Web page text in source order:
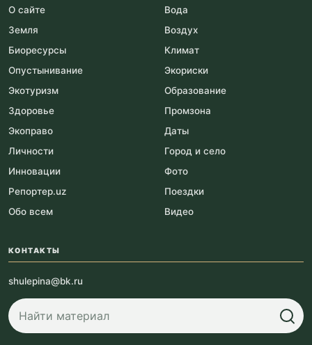
О сайте
Вода
Земля
Воздух
Биоресурсы
Климат
Опустынивание
Экориски
Экотуризм
Образование
Здоровье
Промзона
Экоправо
Даты
Личности
Город и село
Инновации
Фото
Репортер.uz
Поездки
Обо всем
Видео
КОНТАКТЫ
shulepina@bk.ru